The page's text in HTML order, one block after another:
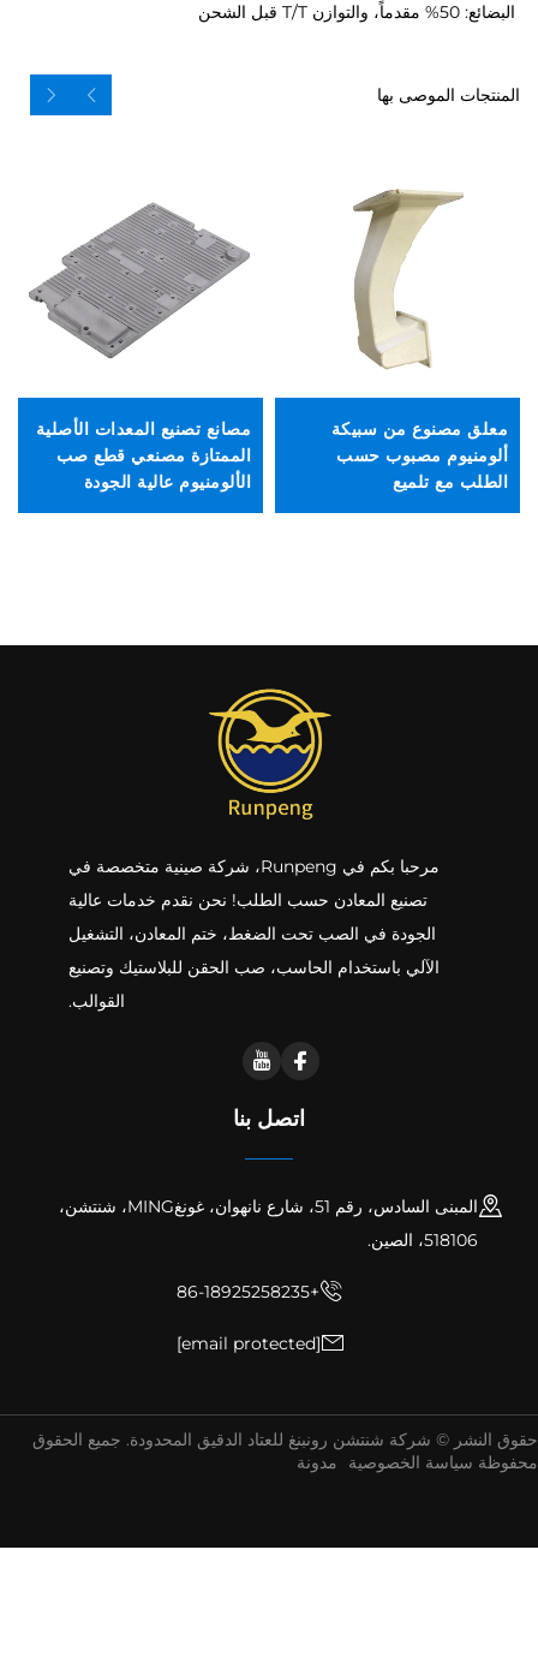
البضائع: 50% مقدماً، والتوازن T/T قبل الشحن
المنتجات الموصى بها
معلق مصنوع من سبيكة
ألومنيوم مصبوب حسب
الطلب مع تلميع
مصانع تصنيع المعدات الأصلية
الممتازة مصنعي قطع صب
الألومنيوم عالية الجودة
مرحبا بكم في Runpeng، شركة صينية متخصصة في
تصنيع المعادن حسب الطلب! نحن نقدم خدمات عالية
الجودة في الصب تحت الضغط، ختم المعادن، التشغيل
الآلي باستخدام الحاسب، صب الحقن للبلاستيك وتصنيع
القوالب.
اتصل بنا
المبنى السادس، رقم 51، شارع نانهوان، غونغMING، شنتشن،
518106، الصين.
+86-18925258235
[email protected]
النشر © شركة شنتشن رونبنغ للعتاد الدقيق المحدودة. جميع الحقوق
سياسة الخصوصية مدونة